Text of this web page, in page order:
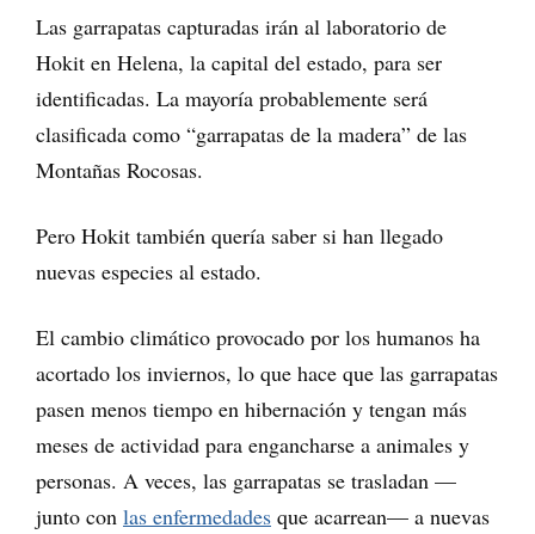
Las garrapatas capturadas irán al laboratorio de
Hokit en Helena, la capital del estado, para ser
identificadas. La mayoría probablemente será
clasificada como “garrapatas de la madera” de las
Montañas Rocosas.
Pero Hokit también quería saber si han llegado
nuevas especies al estado.
El cambio climático provocado por los humanos ha
acortado los inviernos, lo que hace que las garrapatas
pasen menos tiempo en hibernación y tengan más
meses de actividad para engancharse a animales y
personas. A veces, las garrapatas se trasladan —
junto con las enfermedades que acarrean— a nuevas